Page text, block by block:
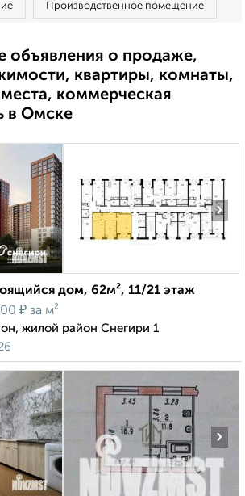
Производственное помещение
объявления о продаже,
квартиры, комнаты,
коммерческая
в Омске
›
дом, 62м², 11/21 этаж
₽ за м²
жилой район Снегири 1
›